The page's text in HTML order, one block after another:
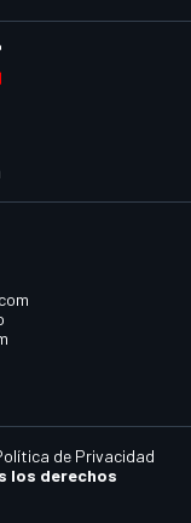
los derechos
de Privacidad